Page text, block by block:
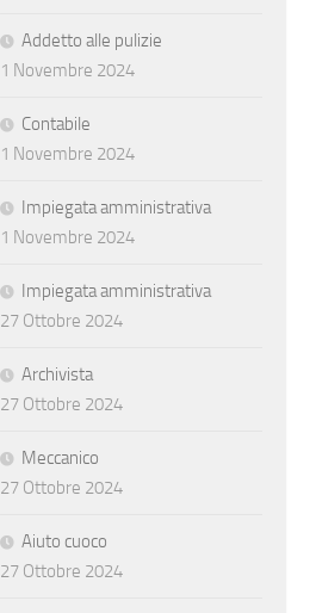
Addetto alle pulizie
1 Novembre 2024
Contabile
1 Novembre 2024
Impiegata amministrativa
1 Novembre 2024
Impiegata amministrativa
27 Ottobre 2024
Archivista
27 Ottobre 2024
Meccanico
27 Ottobre 2024
Aiuto cuoco
27 Ottobre 2024